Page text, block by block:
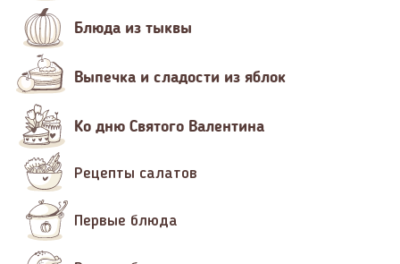
Блюда из тыквы
Выпечка и сладости из яблок
Ко дню Святого Валентина
Рецепты салатов
Первые блюда